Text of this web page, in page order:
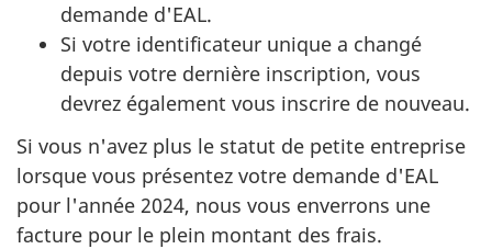
demande d'EAL.
Si votre identificateur unique a changé
depuis votre dernière inscription, vous
devrez également vous inscrire de nouveau.
Si vous n'avez plus le statut de petite entreprise
lorsque vous présentez votre demande d'EAL
pour l'année 2024, nous vous enverrons une
facture pour le plein montant des frais.